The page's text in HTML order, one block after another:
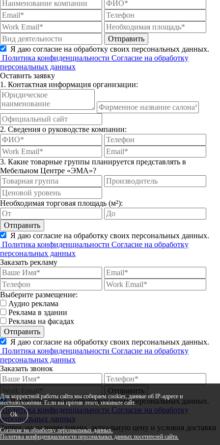
Отправить
Я даю согласие на обработку своих персональных данных.
Политика конфиденциальности Согласие на обработку
персональных данных
Оставить заявку
1. Контактная информация организации:
2. Сведения о руководстве компании:
3. Какие товарные группы планируется представлять в
Мебельном Центре «ЭМА»?
Необходимая торговая площадь (м²):
Отправить
Я даю согласие на обработку своих персональных данных.
Политика конфиденциальности Согласие на обработку
персональных данных
Заказать рекламу
Выберите размещение:
Аудио реклама
Реклама в здании
Реклама на фасадах
Отправить
Я даю согласие на обработку своих персональных данных.
Политика конфиденциальности Согласие на обработку
персональных данных
Заказать звонок
Отправить
Я даю согласие на обработку своих персональных данных.
Политика конфиденциальности Согласие на обработку
персональных данных
Запрос на наличие товара, актуальную цену и условия доставки
Для корректной работы сайта мы собираем cookies, данные об IP-адресе и
местоположении. Если вы против этого, покиньте сайт.
Ok
Согласие на обработку персональных данных.
Политика конфиденциальности персональных данных посетителей сайта.